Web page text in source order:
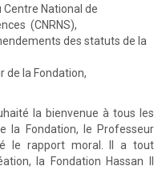
National de
(CNRNS),
des statuts de la
de la Fondation,
la bienvenue à tous les
la Fondation, le Professeur
le rapport moral. Il a tout
la Fondation Hassan II